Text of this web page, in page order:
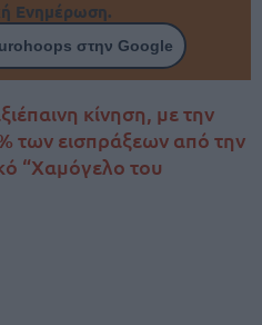
Ενημέρωση.
στην Google
κίνηση, με την
των εισπράξεων από την
“Χαμόγελο του